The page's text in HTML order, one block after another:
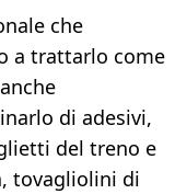
che
a trattarlo come
di adesivi,
del treno e
tovagliolini di